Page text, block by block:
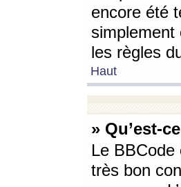
encore été
simplement
les règles
Haut
» Qu’est-
Le
très bon